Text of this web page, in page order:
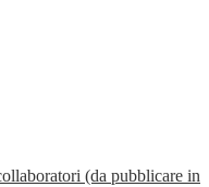
(da pubblicare in